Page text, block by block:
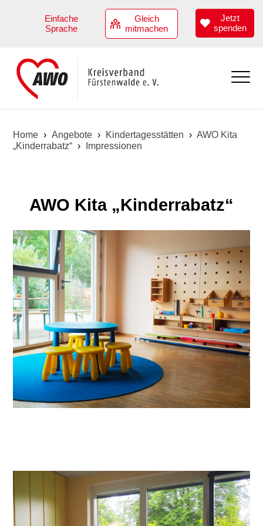
Einfache
Sprache
Gleich
mitmachen
Jetzt
spenden
Übersicht
Angebote
Kindertagesstätten
Hilfen zur Erziehung
Angebote zur Teilhabe
Ambulante Pflege
Erziehungs- & Familienberatung
Suchtberatung
Selbsthilfekontaktstelle im
„Zimmer mit Aussicht“
Helferkreis
Angebote für Senioren
Kietztreff im „Zimmer mit Aussicht“
Home › Angebote › Kindertagesstätten › AWO Kita
„Kinderrabatz“ › Impressionen
AWO Kita „Kinderrabatz“